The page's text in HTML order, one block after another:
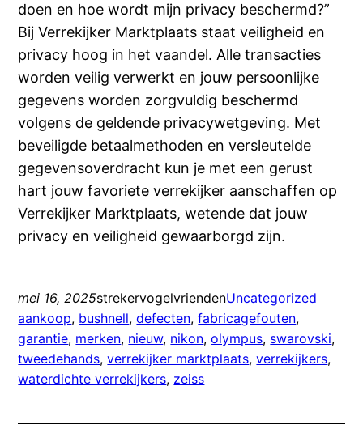
doen en hoe wordt mijn privacy beschermd?”
Bij Verrekijker Marktplaats staat veiligheid en
privacy hoog in het vaandel. Alle transacties
worden veilig verwerkt en jouw persoonlijke
gegevens worden zorgvuldig beschermd
volgens de geldende privacywetgeving. Met
beveiligde betaalmethoden en versleutelde
gegevensoverdracht kun je met een gerust
hart jouw favoriete verrekijker aanschaffen op
Verrekijker Marktplaats, wetende dat jouw
privacy en veiligheid gewaarborgd zijn.
mei 16, 2025strekervogelvriendenUncategorized
aankoop, bushnell, defecten, fabricagefouten
garantie, merken, nieuw, nikon, olympus, swarovski
tweedehands, verrekijker marktplaats, verrekijkers
waterdichte verrekijkers, zeiss